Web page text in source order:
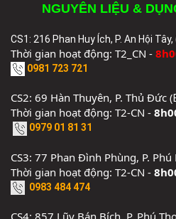
NGUYÊN LIỆU &
CS1: 216 Phan Huy Ích, P. An Hội
Thời gian hoạt động: T2_CN -
0981 723 721
CS2: 69 Hàn Thuyên, P. Thủ Đức (
Thời gian hoạt động: T2-CN -
0979 01 81 31
CS3: 77 Phan Đình Phùng, P.
Thời gian hoạt động: T2-CN -
0983 484 474
CS4: 857 Lũy Bán Bích, P. Phú